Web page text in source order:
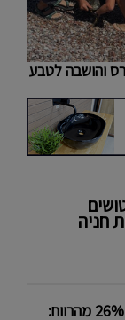
והושבה לטבע
חניה
23% מההכנסות ו-26% מהרווח: